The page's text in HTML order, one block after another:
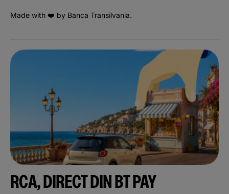
Made with ❤️ by Banca Transilvania.
RCA, DIRECT DIN BT PAY